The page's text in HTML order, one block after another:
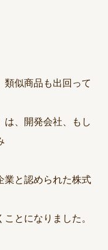
類似商品も出回って
は、開発会社、もし
業と認められた株式
とになりました。